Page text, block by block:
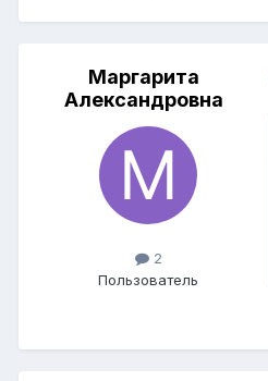
Маргарита
Александровна
2
Пользователь